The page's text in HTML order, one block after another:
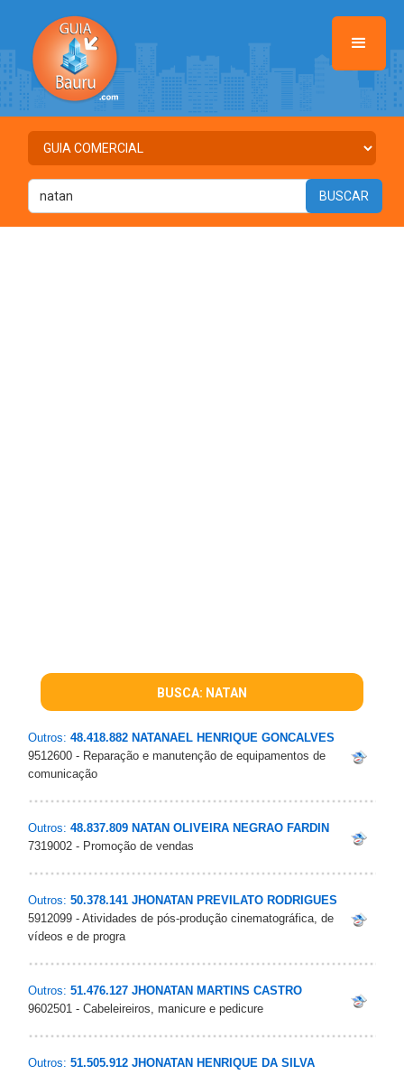
BUSCA: NATAN
Outros: 48.418.882 NATANAEL HENRIQUE GONCALVES
9512600 - Reparação e manutenção de equipamentos de
comunicação
Outros: 48.837.809 NATAN OLIVEIRA NEGRAO FARDIN
7319002 - Promoção de vendas
Outros: 50.378.141 JHONATAN PREVILATO RODRIGUES
5912099 - Atividades de pós-produção cinematográfica, de
vídeos e de progra
Outros: 51.476.127 JHONATAN MARTINS CASTRO
9602501 - Cabeleireiros, manicure e pedicure
Outros: 51.505.912 JHONATAN HENRIQUE DA SILVA